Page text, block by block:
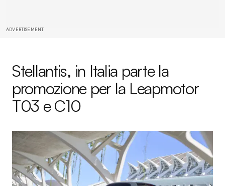
ADVERTISEMENT
Stellantis, in Italia parte la
promozione per la Leapmotor
T03 e C10